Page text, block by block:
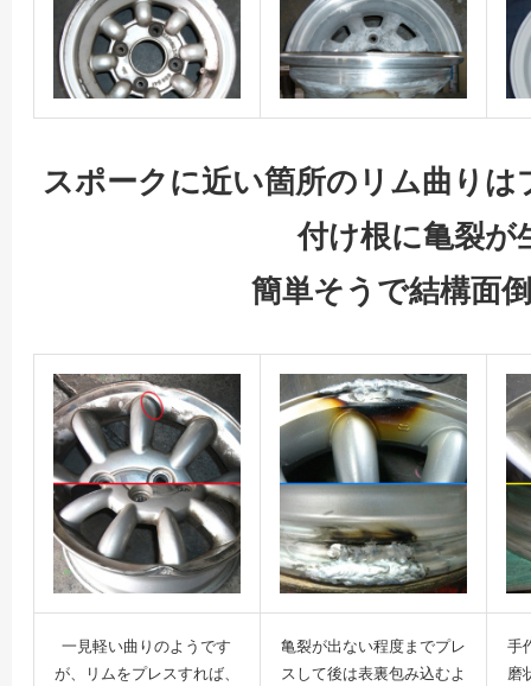
スポークに近い箇所のリム曲り
付け根に亀裂が
簡単そうで結構面
一見軽い曲りのようです
が、リムをプレスすれば、
亀裂が出ない程度までプレ
スして後は表裏包み込むよ
手
磨